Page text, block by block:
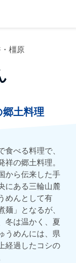
橿原
土料理
べる料理で、
の郷土料理。
から伝来した手
にある三輪山麓
めんとして有
」となるが、
冬は温かく、夏
うめんには、県
経過したコシの